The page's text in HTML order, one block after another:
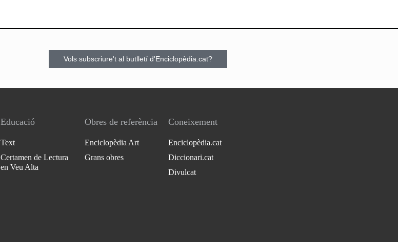
Vols subscriure't al butlletí d'Enciclopèdia.cat?
Educació
Text
Certamen de Lectura
en Veu Alta
Obres de referència
Enciclopèdia Art
Grans obres
Coneixement
Enciclopèdia.cat
Diccionari.cat
Divulcat